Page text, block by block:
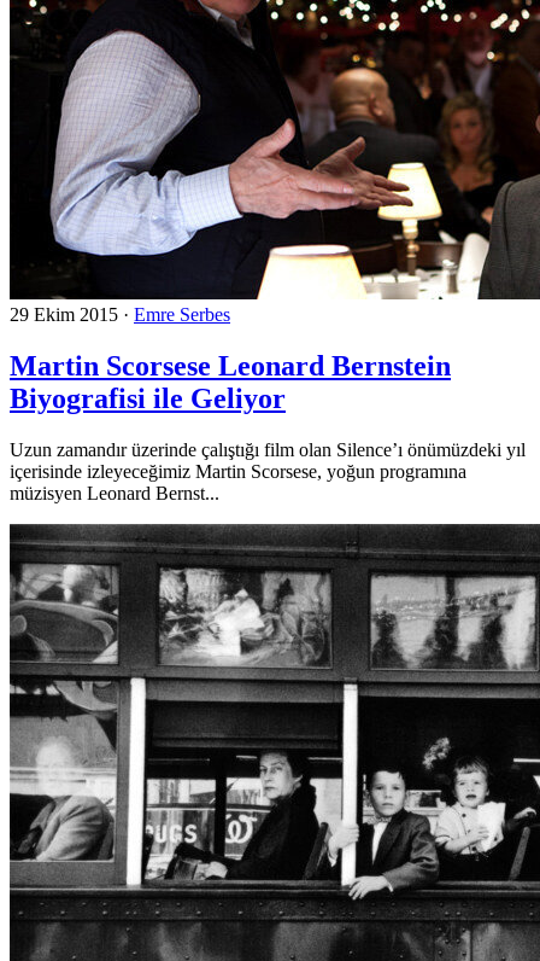
29 Ekim 2015 · Emre Serbes
Martin Scorsese Leonard Bernstein
Biyografisi ile Geliyor
Uzun zamandır üzerinde çalıştığı film olan Silence’ı önümüzdeki yıl
içerisinde izleyeceğimiz Martin Scorsese, yoğun programına
müzisyen Leonard Bernst...